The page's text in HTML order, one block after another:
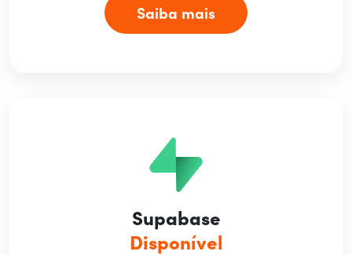
Saiba mais
Supabase
Disponível